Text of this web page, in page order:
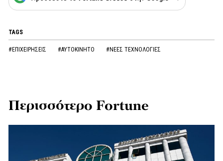
TAGS
#ΕΠΙΧΕΙΡΗΣΕΙΣ #ΑΥΤΟΚΙΝΗΤΟ #ΝΕΕΣ ΤΕΧΝΟΛΟΓΙΕΣ
Περισσότερο Fortune